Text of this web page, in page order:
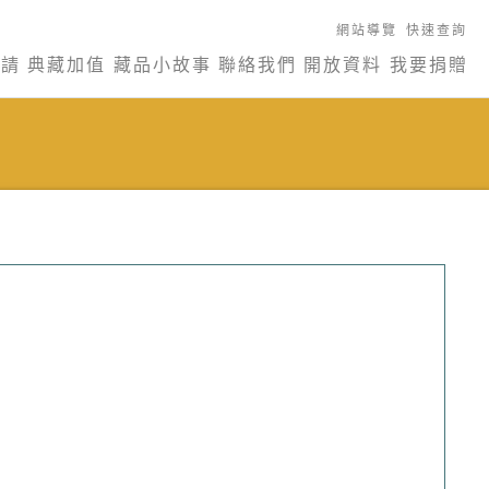
網站導覽 快速查詢
典藏加值 藏品小故事 聯絡我們 開放資料 我要捐贈